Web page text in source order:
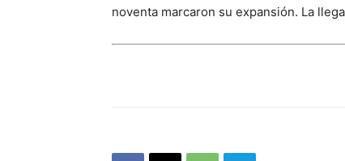
noventa marcaron su expansión. La